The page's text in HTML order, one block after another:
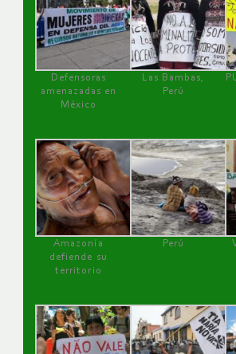
Defensoras
amenazadas en
México
Las Bambas,
Perú
Amazonía
defiende su
territorio
Perú